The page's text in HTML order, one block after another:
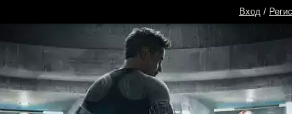
Вход /